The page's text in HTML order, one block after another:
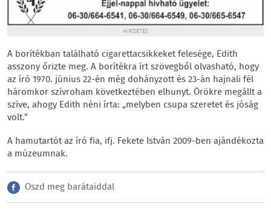
HIRDETÉS
A borítékban található cigarettacsikkeket felesége, Edith
asszony őrizte meg. A borítékra írt szövegből olvasható, hogy
az író 1970. június 22-én még dohányzott és 23-án hajnali fél
háromkor szívroham következtében elhunyt. Örökre megállt a
szíve, ahogy Edith néni írta: „melyben csupa szeretet és jóság
volt.”
A hamutartót az író fia, ifj. Fekete István 2009-ben ajándékozta
a múzeumnak.
Oszd meg barátaiddal